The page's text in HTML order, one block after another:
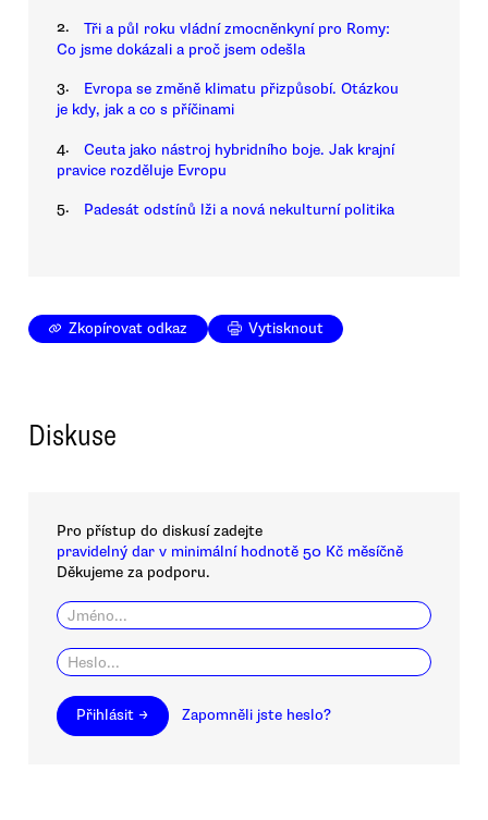
2.
Tři a půl roku vládní zmocněnkyní pro Romy:
Co jsme dokázali a proč jsem odešla
3.
Evropa se změně klimatu přizpůsobí. Otázkou
je kdy, jak a co s příčinami
4.
Ceuta jako nástroj hybridního boje. Jak krajní
pravice rozděluje Evropu
5. Padesát odstínů lži a nová nekulturní politika
Zkopírovat odkaz Vytisknout
Diskuse
Pro přístup do diskusí zadejte
pravidelný dar v minimální hodnotě 50 Kč měsíčně
Děkujeme za podporu.
Přihlásit → Zapomněli jste heslo?